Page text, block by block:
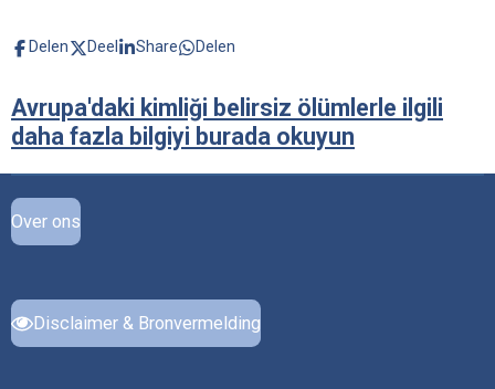
Delen Deel Share Delen
Avrupa'daki kimliği belirsiz ölümlerle ilgili
daha fazla bilgiyi burada okuyun
Over ons
Disclaimer & Bronvermelding